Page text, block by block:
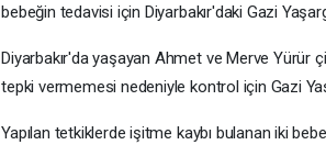
bebeğin tedavisi için Diyarbakır'daki Gazi
Diyarbakır'da yaşayan Ahmet ve Merve Yürür
tepki vermemesi nedeniyle kontrol için Gazi
Yapılan tetkiklerde işitme kaybı bulanan iki